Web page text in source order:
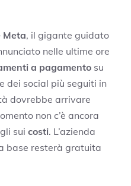
Meta, il gigante guidato
nelle ultime ore
a pagamento su
dei social più seguiti in
dovrebbe arrivare
non c’è ancora
sui costi. L’azienda
base resterà gratuita